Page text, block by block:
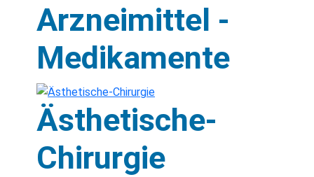
Arzneimittel -
Medikamente
Ästhetische-
Chirurgie